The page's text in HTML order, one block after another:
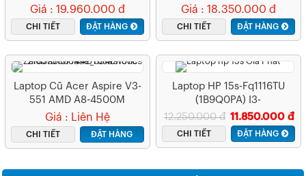
RAM/256GB SSD/MX330
2G/14.0 Inch
FHD/Win10/Xám)
Giá : 19.960.000 đ
CHI TIẾT ĐẶT HÀNG
1065G7/8GB/512GB/VGA
MX330 2GB/15.6″ FHD/Win
10)
Giá : 18.350.000 đ
CHI TIẾT ĐẶT HÀNG
Laptop Cũ Acer Aspire V3-
551 AMD A8-4500M
Giá : Liên Hệ
CHI TIẾT ĐẶT HÀNG
Laptop HP 15s-Fq1116TU
(1B9Q0PA) I3-
1005G1/8GB/512GB
SSD/WIN10
11.850.000 đ
12.250.000 đ
CHI TIẾT ĐẶT HÀNG